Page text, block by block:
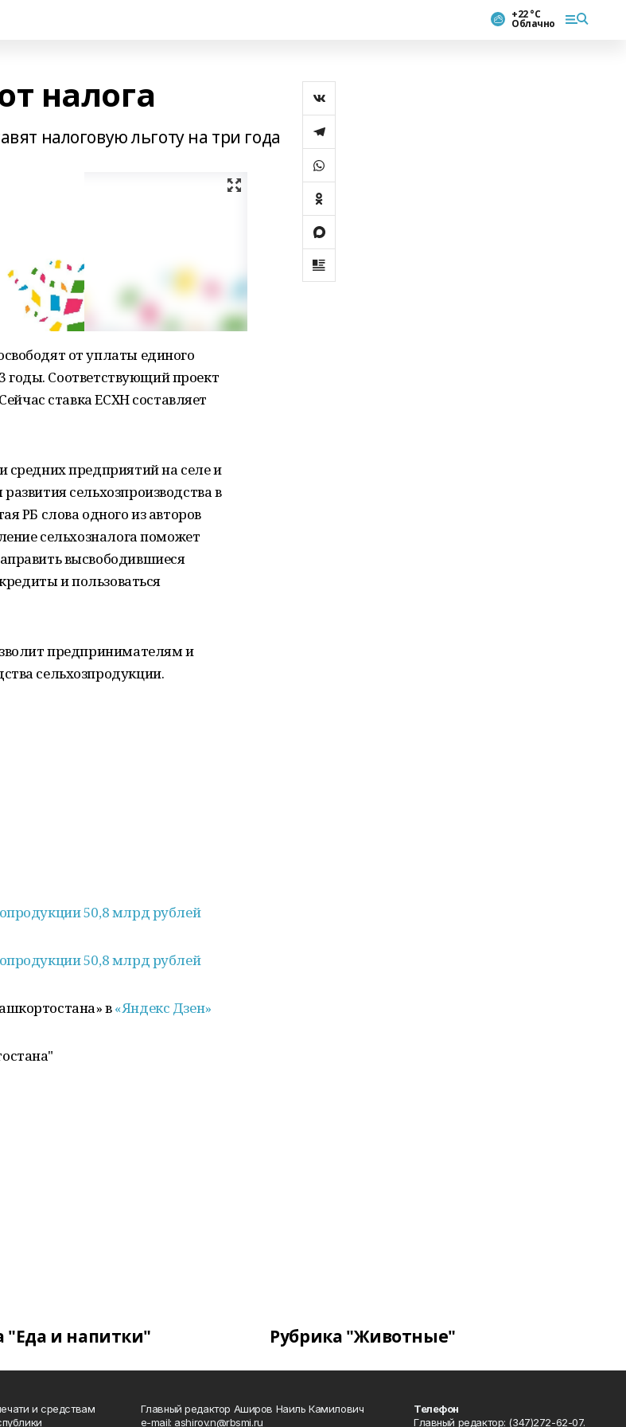
+22 °С
Облачно
налога
налоговую льготу на три года
от уплаты единого
годы. Соответствующий проект
ставка ЕСХН составляет
предприятий на селе и
сельхозпроизводства в
РБ слова одного из авторов
сельхозналога поможет
высвободившиеся
и пользоваться
предпринимателям и
сельхозпродукции.
50,8 млрд рублей
50,8 млрд рублей
в«Яндекс Дзен»
"Еда и напитки" Рубрика "Животные"
и средствам
Главный редактор Аширов Наиль Камилович
e-mail: ashirov.n@rbsmi.ru
Телефон
Главный редактор: (347)272-62-07.